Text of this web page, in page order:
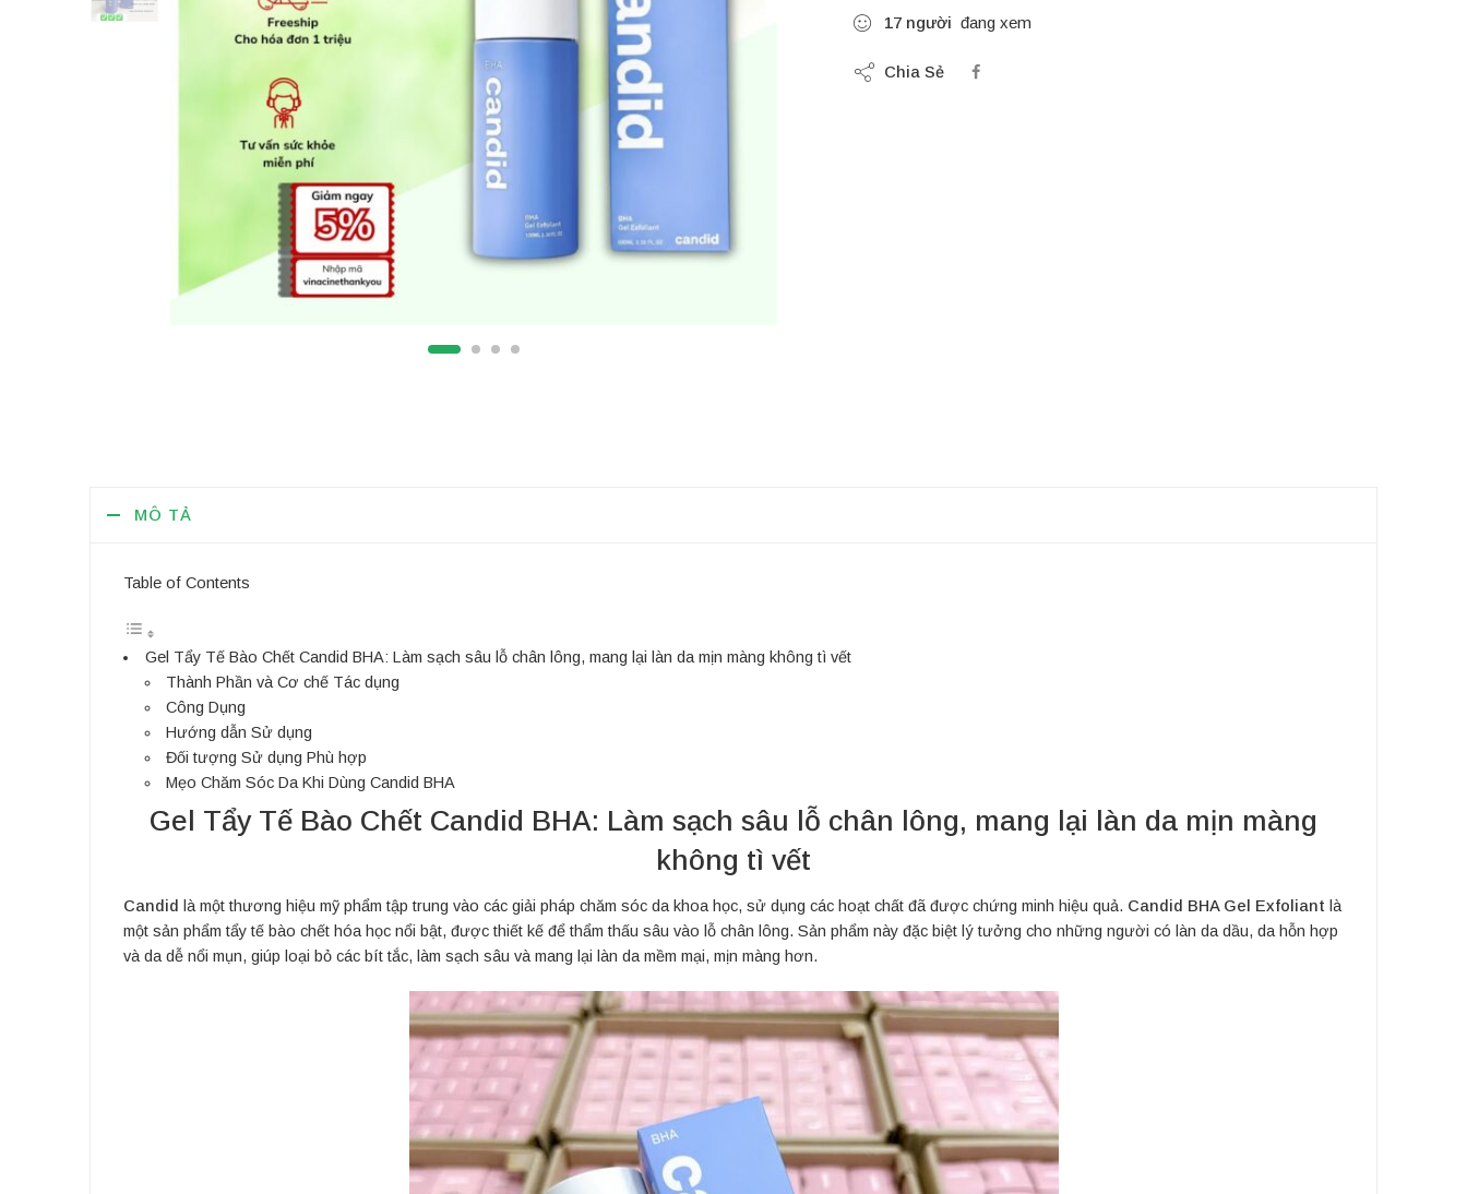
17 người đang xem
Chia Sẻ
MÔ TẢ
Table of Contents
Gel Tẩy Tế Bào Chết Candid BHA: Làm sạch sâu lỗ chân lông, mang lại làn da mịn màng không tì vết
Thành Phần và Cơ chế Tác dụng
Công Dụng
Hướng dẫn Sử dụng
Đối tượng Sử dụng Phù hợp
Mẹo Chăm Sóc Da Khi Dùng Candid BHA
Gel Tẩy Tế Bào Chết Candid BHA: Làm sạch sâu lỗ chân lông, mang lại làn da mịn màng
không tì vết
Candid là một thương hiệu mỹ phẩm tập trung vào các giải pháp chăm sóc da khoa học, sử dụng các hoạt chất đã được chứng minh hiệu quả. Candid BHA Gel Exfoliant là
một sản phẩm tẩy tế bào chết hóa học nổi bật, được thiết kế để thẩm thấu sâu vào lỗ chân lông. Sản phẩm này đặc biệt lý tưởng cho những người có làn da dầu, da hỗn hợp
và da dễ nổi mụn, giúp loại bỏ các bít tắc, làm sạch sâu và mang lại làn da mềm mại, mịn màng hơn.